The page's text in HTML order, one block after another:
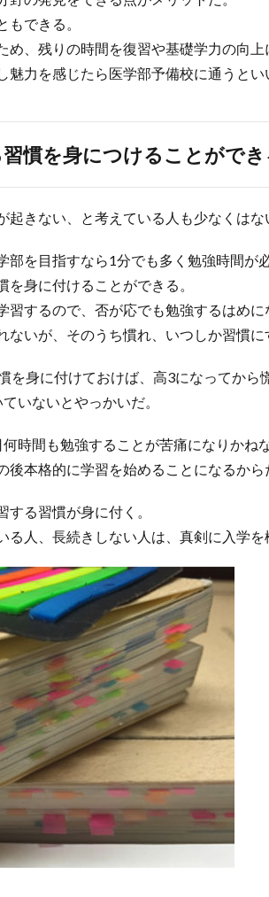
できる。
め、残りの時間を復習や基礎学力の向上
力を感じたら医学部予備校に通うとい
慣を身につけることができ
きない、と考えている人も少なくはな
を目指すなら1分でも多く勉強時間が必
身に付けることができる。
するので、否が応でも勉強するはめに
いが、そのうち慣れ、いつしか習慣に
身に付けておけば、高3になってから
いないとやっかいだ。
時間も勉強することが苦痛になりかねな
本格的に学習を始めることになるから
る習慣が身に付く。
る人、長続きしない人は、真剣に入学を